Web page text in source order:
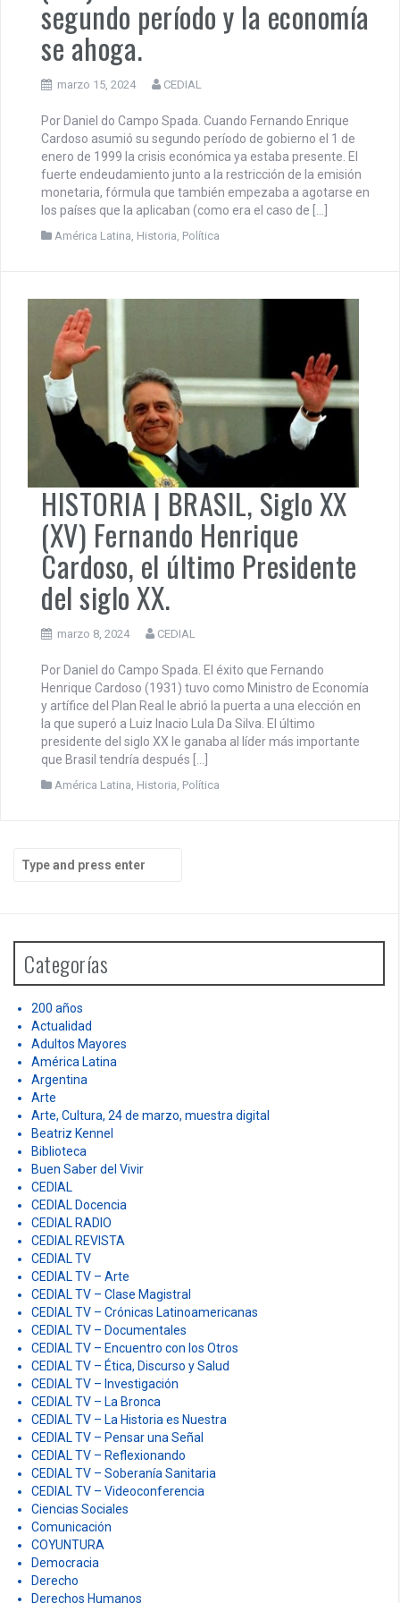
segundo período y la economía
se ahoga.
marzo 15, 2024 CEDIAL
Por Daniel do Campo Spada. Cuando Fernando Enrique
Cardoso asumió su segundo período de gobierno el 1 de
enero de 1999 la crisis económica ya estaba presente. El
fuerte endeudamiento junto a la restricción de la emisión
monetaria, fórmula que también empezaba a agotarse en
los países que la aplicaban (como era el caso de […]
América Latina, Historia, Política
HISTORIA | BRASIL, Siglo XX
(XV) Fernando Henrique
Cardoso, el último Presidente
del siglo XX.
marzo 8, 2024 CEDIAL
Por Daniel do Campo Spada. El éxito que Fernando
Henrique Cardoso (1931) tuvo como Ministro de Economía
y artífice del Plan Real le abrió la puerta a una elección en
la que superó a Luiz Inacio Lula Da Silva. El último
presidente del siglo XX le ganaba al líder más importante
que Brasil tendría después […]
América Latina Historia Política
h
o
Categorías
200 años
Actualidad
Adultos Mayores
América Latina
Argentina
Arte
Arte, Cultura, 24 de marzo, muestra digital
Beatriz Kennel
Biblioteca
Buen Saber del Vivir
CEDIAL
CEDIAL Docencia
CEDIAL RADIO
CEDIAL REVISTA
CEDIAL TV
CEDIAL TV – Arte
CEDIAL TV – Clase Magistral
CEDIAL TV – Crónicas Latinoamericanas
CEDIAL TV – Documentales
CEDIAL TV – Encuentro con los Otros
CEDIAL TV – Ética, Discurso y Salud
CEDIAL TV – Investigación
CEDIAL TV – La Bronca
CEDIAL TV – La Historia es Nuestra
CEDIAL TV – Pensar una Señal
CEDIAL TV – Reflexionando
CEDIAL TV – Soberanía Sanitaria
CEDIAL TV – Videoconferencia
Ciencias Sociales
Comunicación
COYUNTURA
Democracia
Derecho
Derechos Humanos